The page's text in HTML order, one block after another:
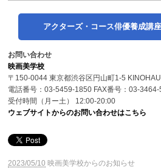
アクターズ・コース俳優養成講
お問い合わせ
映画美学校
〒150-0044 東京都渋谷区円山町1-5
電話番号：03-5459-1850 FAX番号：03-3464-
受付時間（月ー土） 12:00-20:00
ウェブサイトからのお問い合わせはこちら
2023/05/10 映画美学校からのお知らせ